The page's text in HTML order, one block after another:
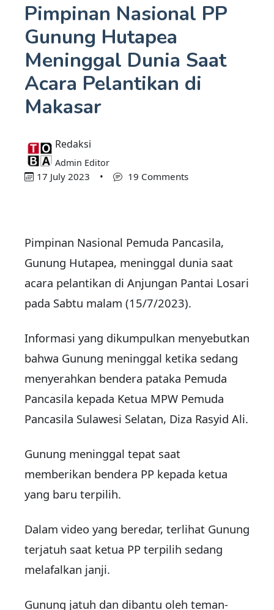
Pimpinan Nasional PP
Gunung Hutapea
Meninggal Dunia Saat
Acara Pelantikan di
Makasar
Redaksi
Admin Editor
17 July 2023 • 19 Comments
Pimpinan Nasional Pemuda Pancasila,
Gunung Hutapea, meninggal dunia saat
acara pelantikan di Anjungan Pantai Losari
pada Sabtu malam (15/7/2023).
Informasi yang dikumpulkan menyebutkan
bahwa Gunung meninggal ketika sedang
menyerahkan bendera pataka Pemuda
Pancasila kepada Ketua MPW Pemuda
Pancasila Sulawesi Selatan, Diza Rasyid Ali.
Gunung meninggal tepat saat
memberikan bendera PP kepada ketua
yang baru terpilih.
Dalam video yang beredar, terlihat Gunung
terjatuh saat ketua PP terpilih sedang
melafalkan janji.
Gunung jatuh dan dibantu oleh teman-